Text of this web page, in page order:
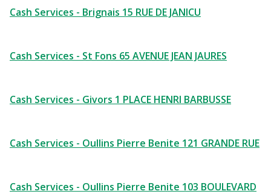
Cash Services - Brignais 15 RUE DE JANICU
Cash Services - St Fons 65 AVENUE JEAN JAURES
Cash Services - Givors 1 PLACE HENRI BARBUSSE
Cash Services - Oullins Pierre Benite 121 GRANDE RUE
Cash Services - Oullins Pierre Benite 103 BOULEVARD